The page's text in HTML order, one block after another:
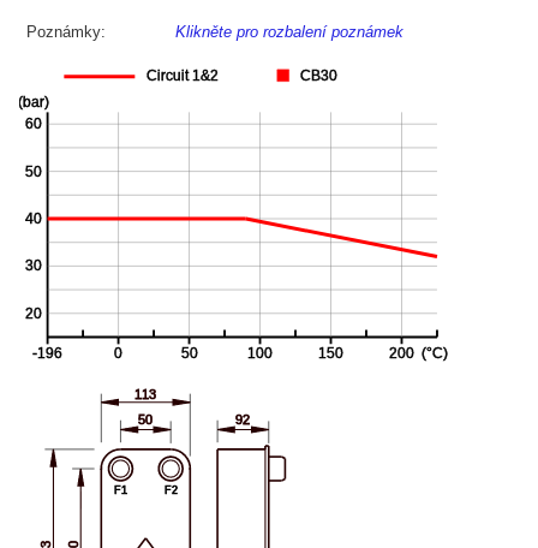
Poznámky: Klikněte pro rozbalení poznámek